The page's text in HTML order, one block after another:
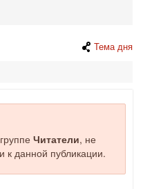
Тема дня
Читатели, не
к данной публикации.